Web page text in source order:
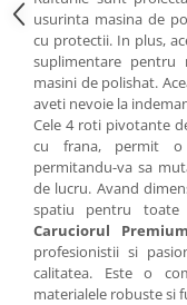
usurinta masina de
cu protectii. In plus,
suplimentare
masini de polishat.
aveti nevoie la
Cele 4 roti pivotante
cu frana, permit
permitandu-va sa
de lucru. Avand
spatiu pentru toate
Caruciorul
profesionistii si
calitatea. Este o
materialele robuste si